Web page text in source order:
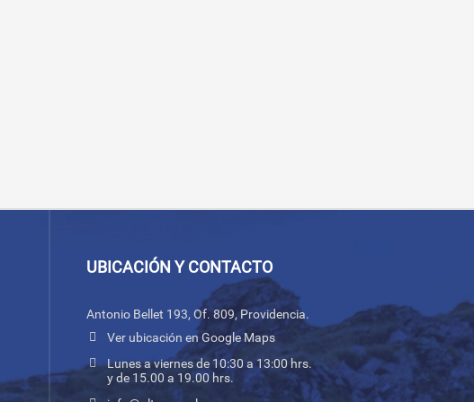
UBICACIÓN Y CONTACTO
Antonio Bellet 193, Of. 809, Providencia.
Ver ubicación en Google Maps
Lunes a viernes de 10:30 a 13:00 hrs.
y de 15.00 a 19.00 hrs.